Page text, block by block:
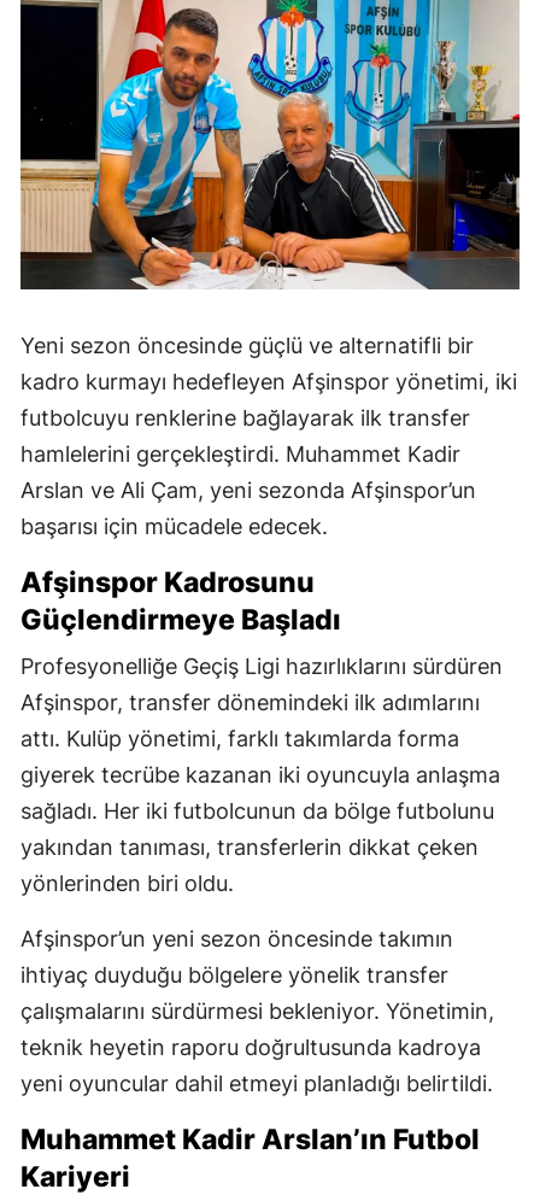
Yeni sezon öncesinde güçlü ve alternatifli bir
kadro kurmayı hedefleyen Afşinspor yönetimi, iki
futbolcuyu renklerine bağlayarak ilk transfer
hamlelerini gerçekleştirdi. Muhammet Kadir
Arslan ve Ali Çam, yeni sezonda Afşinspor’un
başarısı için mücadele edecek.
Afşinspor Kadrosunu
Güçlendirmeye Başladı
Profesyonelliğe Geçiş Ligi hazırlıklarını sürdüren
Afşinspor, transfer dönemindeki ilk adımlarını
attı. Kulüp yönetimi, farklı takımlarda forma
giyerek tecrübe kazanan iki oyuncuyla anlaşma
sağladı. Her iki futbolcunun da bölge futbolunu
yakından tanıması, transferlerin dikkat çeken
yönlerinden biri oldu.
Afşinspor’un yeni sezon öncesinde takımın
ihtiyaç duyduğu bölgelere yönelik transfer
çalışmalarını sürdürmesi bekleniyor. Yönetimin,
teknik heyetin raporu doğrultusunda kadroya
yeni oyuncular dahil etmeyi planladığı belirtildi.
Muhammet Kadir Arslan’ın Futbol
Kariyeri